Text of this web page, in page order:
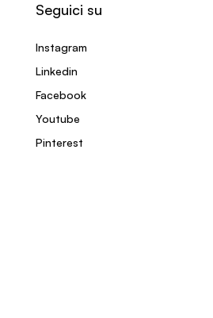
Seguici su
Instagram
Linkedin
Facebook
Youtube
Pinterest